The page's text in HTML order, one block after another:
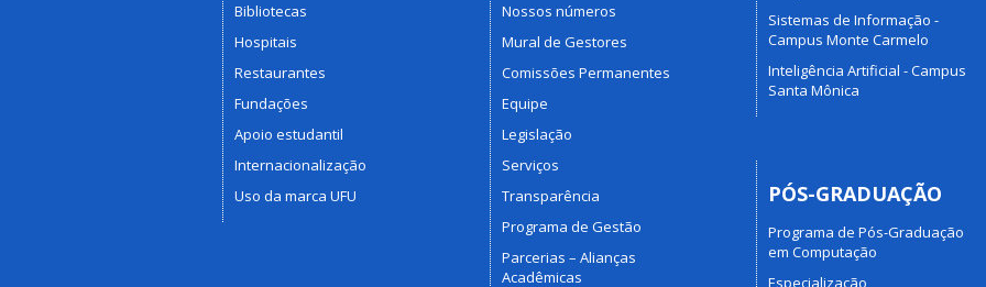
Bibliotecas
Hospitais
Restaurantes
Fundações
Apoio estudantil
Internacionalização
Uso da marca UFU
Nossos números
Mural de Gestores
Comissões Permanentes
Equipe
Legislação
Serviços
Transparência
Programa de Gestão
Parcerias – Alianças
Acadêmicas
Sistemas de Informação -
Campus Monte Carmelo
Inteligência Artificial - Campus
Santa Mônica
PÓS-GRADUAÇÃO
Programa de Pós-Graduação
em Computação
Especialização